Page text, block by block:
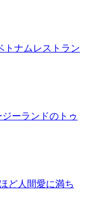
トナムレストラン
ーランドのトゥ
ど人間愛に満ち